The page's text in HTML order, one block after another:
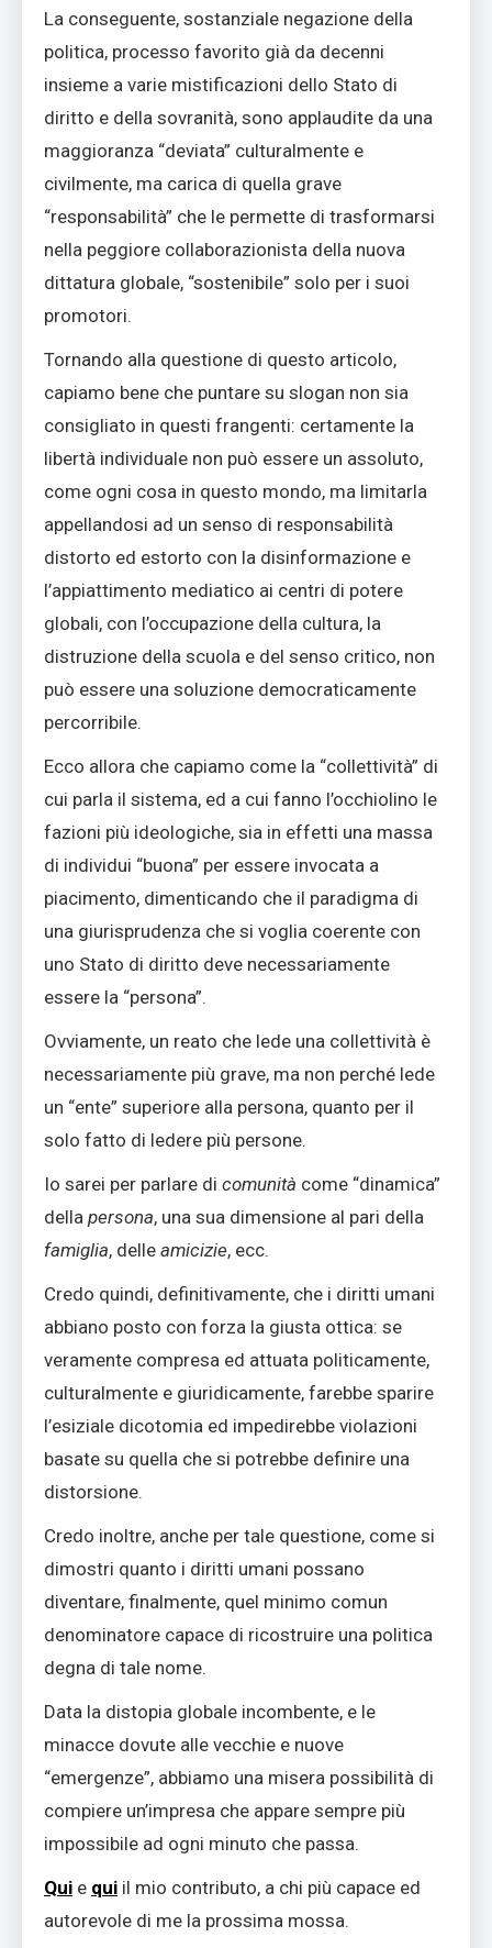
La conseguente, sostanziale negazione della
politica, processo favorito già da decenni
insieme a varie mistificazioni dello Stato di
diritto e della sovranità, sono applaudite da una
maggioranza “deviata” culturalmente e
civilmente, ma carica di quella grave
“responsabilità” che le permette di trasformarsi
nella peggiore collaborazionista della nuova
dittatura globale, “sostenibile” solo per i suoi
promotori.
Tornando alla questione di questo articolo,
capiamo bene che puntare su slogan non sia
consigliato in questi frangenti: certamente la
libertà individuale non può essere un assoluto,
come ogni cosa in questo mondo, ma limitarla
appellandosi ad un senso di responsabilità
distorto ed estorto con la disinformazione e
l’appiattimento mediatico ai centri di potere
globali, con l’occupazione della cultura, la
distruzione della scuola e del senso critico, non
può essere una soluzione democraticamente
percorribile.
Ecco allora che capiamo come la “collettività” di
cui parla il sistema, ed a cui fanno l’occhiolino le
fazioni più ideologiche, sia in effetti una massa
di individui “buona” per essere invocata a
piacimento, dimenticando che il paradigma di
una giurisprudenza che si voglia coerente con
uno Stato di diritto deve necessariamente
essere la “persona”.
Ovviamente, un reato che lede una collettività è
necessariamente più grave, ma non perché lede
un “ente” superiore alla persona, quanto per il
solo fatto di ledere più persone.
Io sarei per parlare di comunità come “dinamica”
della persona, una sua dimensione al pari della
famiglia, delle amicizie, ecc.
Credo quindi, definitivamente, che i diritti umani
abbiano posto con forza la giusta ottica: se
veramente compresa ed attuata politicamente,
culturalmente e giuridicamente, farebbe sparire
l’esiziale dicotomia ed impedirebbe violazioni
basate su quella che si potrebbe definire una
distorsione.
Credo inoltre, anche per tale questione, come si
dimostri quanto i diritti umani possano
diventare, finalmente, quel minimo comun
denominatore capace di ricostruire una politica
degna di tale nome.
Data la distopia globale incombente, e le
minacce dovute alle vecchie e nuove
“emergenze”, abbiamo una misera possibilità di
compiere un’impresa che appare sempre più
impossibile ad ogni minuto che passa.
Qui e qui il mio contributo, a chi più capace ed
autorevole di me la prossima mossa.